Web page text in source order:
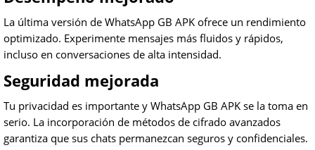
La última versión de WhatsApp GB APK ofrece un rendimiento
optimizado. Experimente mensajes más fluidos y rápidos,
incluso en conversaciones de alta intensidad.
Seguridad mejorada
Tu privacidad es importante y WhatsApp GB APK se la toma en
serio. La incorporación de métodos de cifrado avanzados
garantiza que sus chats permanezcan seguros y confidenciales.